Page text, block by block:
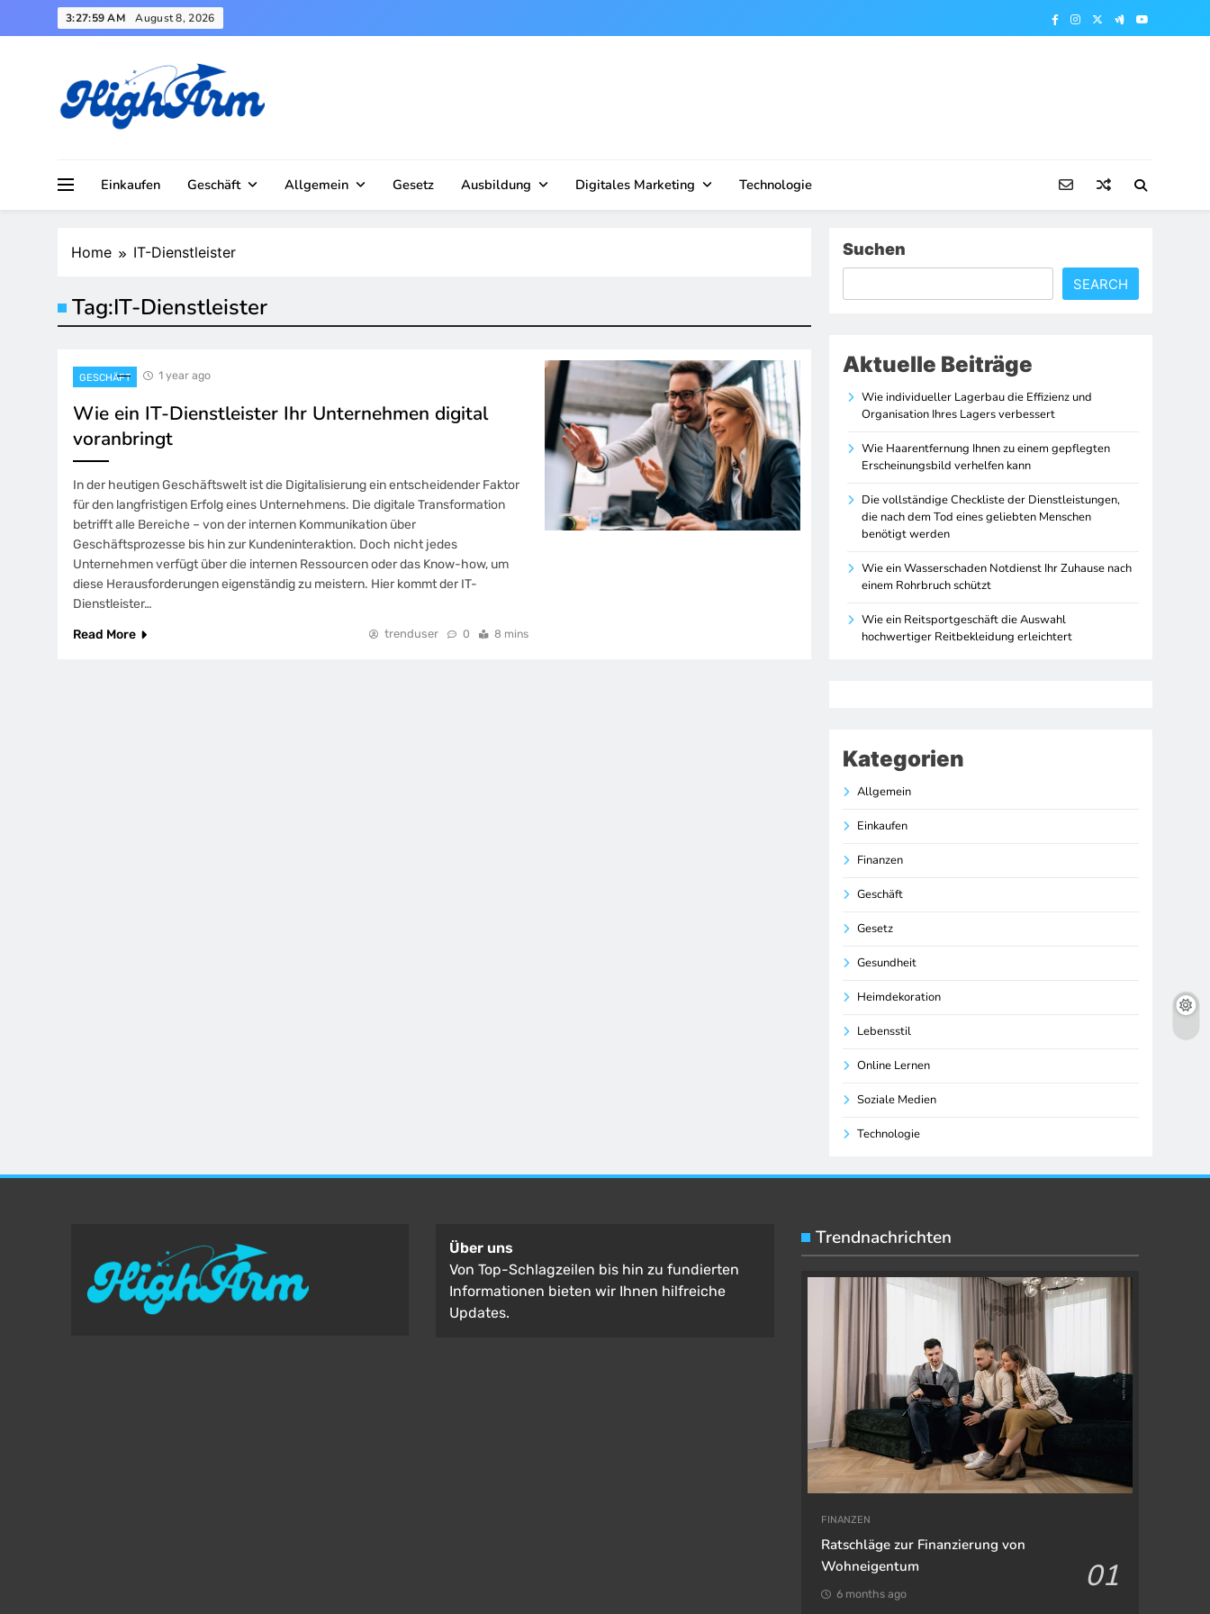
to
3:28:00 AM August 8, 2026
Einkaufen Geschäft Allgemein Gesetz Ausbildung Digitales Marketing Technologie
Home IT-Dienstleister
Tag:IT-Dienstleister
GESCHÄFT 1 year ago
Wie ein IT-Dienstleister Ihr Unternehmen digital
voranbringt
In der heutigen Geschäftswelt ist die Digitalisierung ein entscheidender Faktor
für den langfristigen Erfolg eines Unternehmens. Die digitale Transformation
betrifft alle Bereiche – von der internen Kommunikation über
Geschäftsprozesse bis hin zur Kundeninteraktion. Doch nicht jedes
Unternehmen verfügt über die internen Ressourcen oder das Know-how, um
diese Herausforderungen eigenständig zu meistern. Hier kommt der IT-
Dienstleister…
Read More
trenduser 0 8 mins
Suchen
SEARCH
Aktuelle Beiträge
Wie individueller Lagerbau die Effizienz und
Organisation Ihres Lagers verbessert
Wie Haarentfernung Ihnen zu einem gepflegten
Erscheinungsbild verhelfen kann
Die vollständige Checkliste der Dienstleistungen,
die nach dem Tod eines geliebten Menschen
benötigt werden
Wie ein Wasserschaden Notdienst Ihr Zuhause nach
einem Rohrbruch schützt
Wie ein Reitsportgeschäft die Auswahl
hochwertiger Reitbekleidung erleichtert
Kategorien
Allgemein
Einkaufen
Finanzen
Geschäft
Gesetz
Gesundheit
Heimdekoration
Lebensstil
Online Lernen
Soziale Medien
Technologie
Über uns
Von Top-Schlagzeilen bis hin zu fundierten
Informationen bieten wir Ihnen hilfreiche
Updates.
Trendnachrichten
FINANZEN
Ratschläge zur Finanzierung von
Wohneigentum
01
6 months ago